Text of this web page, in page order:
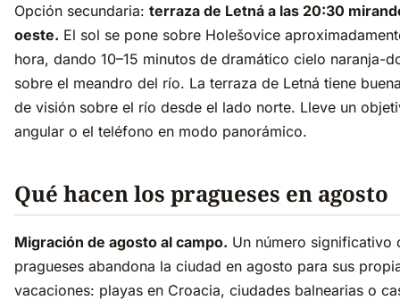
Opción secundaria: terraza de Letná a las 20:30
oeste. El sol se pone sobre Holešovice
hora, dando 10–15 minutos de dramático cielo naranja-
sobre el meandro del río. La terraza de Letná tiene
de visión sobre el río desde el lado norte. Lleve un
angular o el teléfono en modo panorámico.
Qué hacen los pragueses en agosto
Migración de agosto al campo. Un número significativo
pragueses abandona la ciudad en agosto para sus
vacaciones: playas en Croacia, ciudades balnearias o